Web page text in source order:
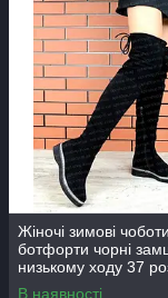
Жіночі зимові чоботи
ботфорти чорні
низькому ходу 37
виробника
В наявності